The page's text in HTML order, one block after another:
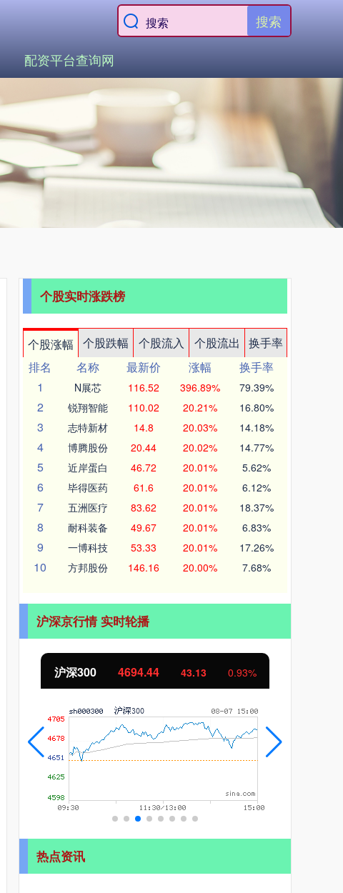
搜索
配资平台查询网
个股实时涨跌榜
个股涨幅 个股跌幅 个股流入 个股流出
换手率
排名
名称 最新价 涨幅
换手率
1
N展芯 116.52 396.89% 79.39%
2 锐翔智能 110.02 20.21% 16.80%
3 志特新材 14.8 20.03% 14.18%
4 博腾股份 20.44 20.02% 14.77%
5 近岸蛋白 46.72 20.01% 5.62%
6 毕得医药 61.6 20.01% 6.12%
7 五洲医疗 83.62 20.01% 18.37%
8 耐科装备 49.67 20.01% 6.83%
9 一博科技 53.33 20.01% 17.26%
10 方邦股份 146.16 20.00% 7.68%
沪深京行情 实时轮播
北证50 1134.24 11.37 1.01%
热点资讯